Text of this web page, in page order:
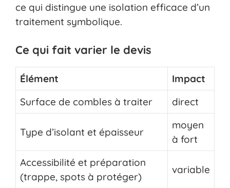
ce qui distingue une isolation efficace d’un
traitement symbolique.
Ce qui fait varier le devis
Élément
Impact
Surface de combles à traiter
direct
Type d’isolant et épaisseur
moyen
à fort
Accessibilité et préparation
(trappe, spots à protéger)
variable